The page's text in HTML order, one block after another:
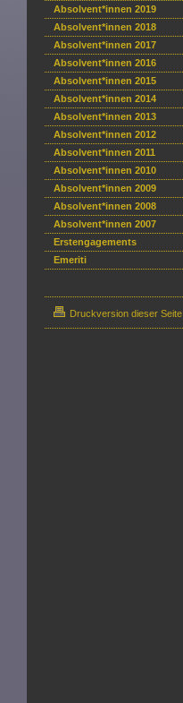
Absolvent*innen 2019
Absolvent*innen 2018
Absolvent*innen 2017
Absolvent*innen 2016
Absolvent*innen 2015
Absolvent*innen 2014
Absolvent*innen 2013
Absolvent*innen 2012
Absolvent*innen 2011
Absolvent*innen 2010
Absolvent*innen 2009
Absolvent*innen 2008
Absolvent*innen 2007
Erstengagements
Emeriti
Druckversion dieser Seite